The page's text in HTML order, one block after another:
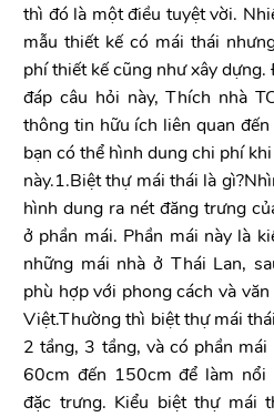
thì đó là một điều tuyệt vời.
mẫu thiết kế có mái thái
phí thiết kế cũng như xây
đáp câu hỏi này, Thích nhà
thông tin hữu ích liên quan
bạn có thể hình dung chi phí
này.1.Biệt thự mái thái là
hình dung ra nét đăng trưng
ở phần mái. Phần mái này là
những mái nhà ở Thái Lan,
phù hợp với phong cách và
Việt.Thường thì biệt thự mái
2 tầng, 3 tầng, và có phần
60cm đến 150cm để làm nổi
đặc trưng. Kiểu biệt thự mái